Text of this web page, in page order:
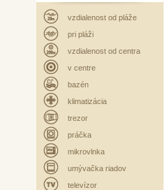
vzdialenost od pláže
pri pláži
vzdialenost od centra
v centre
bazén
klimatizácia
trezor
práčka
mikrovlnka
umývačka riadov
televízor